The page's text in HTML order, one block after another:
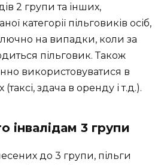
2 групи та інших,
категорії пільговиків осіб,
на випадки, коли за
пільговик. Також
використовуватися в
здача в оренду і т.д.).
інвалідам 3 групи
до 3 групи, пільги